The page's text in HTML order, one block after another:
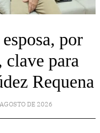
por
clave para
Requena
DE 2026